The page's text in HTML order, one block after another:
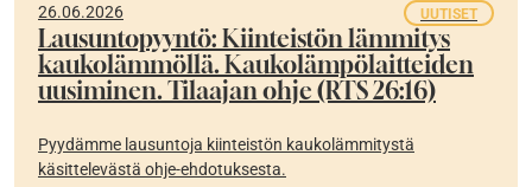
26.06.2026 UUTISET
Lausuntopyyntö: Kiinteistön lämmitys
kaukolämmöllä. Kaukolämpölaitteiden
uusiminen. Tilaajan ohje (RTS 26:16)
Pyydämme lausuntoja kiinteistön kaukolämmitystä
käsittelevästä ohje-ehdotuksesta.